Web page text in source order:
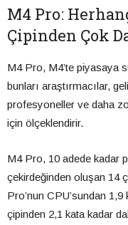
M4 Pro:
Çipinden Çok
M4 Pro, M4’te piyasaya
bunları araştırmacılar,
profesyoneller ve daha
için ölçeklendirir.
M4 Pro, 10 adede kadar
çekirdeğinden oluşan 14
Pro’nun CPU’sundan
çipinden 2,1 kata kadar